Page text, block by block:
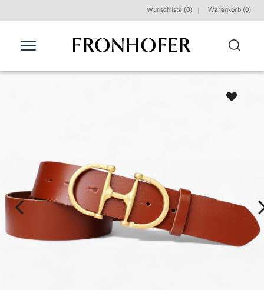
Wunschliste (0) Warenkorb (0)